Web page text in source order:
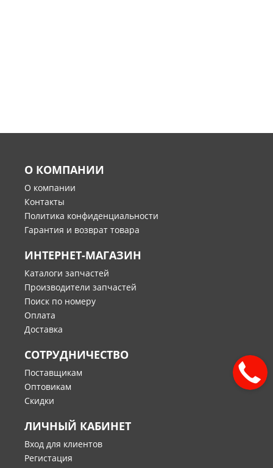
О КОМПАНИИ
О компании
Контакты
Политика конфиденциальности
Гарантия и возврат товара
ИНТЕРНЕТ-МАГАЗИН
Каталоги запчастей
Производители запчастей
Поиск по номеру
Оплата
Доставка
СОТРУДНИЧЕСТВО
Поставщикам
Оптовикам
Скидки
ЛИЧНЫЙ КАБИНЕТ
Вход для клиентов
Регистация